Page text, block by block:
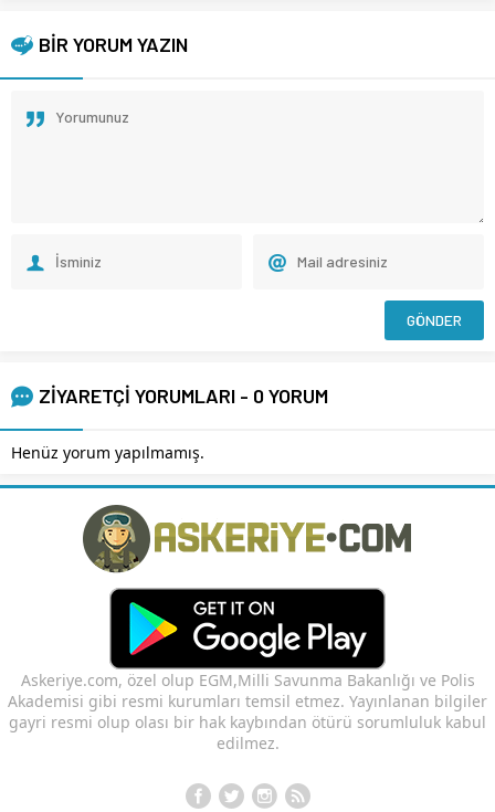
BİR YORUM YAZIN
ZİYARETÇİ YORUMLARI - 0 YORUM
Henüz yorum yapılmamış.
Askeriye.com, özel olup EGM,Milli Savunma Bakanlığı ve Polis
Akademisi gibi resmi kurumları temsil etmez. Yayınlanan bilgiler
gayri resmi olup olası bir hak kaybından ötürü sorumluluk kabul
edilmez.